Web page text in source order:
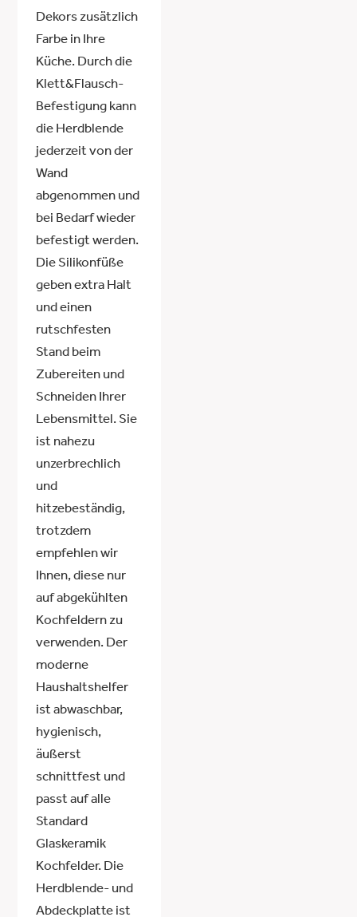
Dekors zusätzlich
Farbe in Ihre
Küche. Durch die
Klett&Flausch-
Befestigung kann
die Herdblende
jederzeit von der
Wand
abgenommen und
bei Bedarf wieder
befestigt werden.
Die Silikonfüße
geben extra Halt
und einen
rutschfesten
Stand beim
Zubereiten und
Schneiden Ihrer
Lebensmittel. Sie
ist nahezu
unzerbrechlich
und
hitzebeständig,
trotzdem
empfehlen wir
Ihnen, diese nur
auf abgekühlten
Kochfeldern zu
verwenden. Der
moderne
Haushaltshelfer
ist abwaschbar,
hygienisch,
äußerst
schnittfest und
passt auf alle
Standard
Glaskeramik
Kochfelder. Die
Herdblende- und
Abdeckplatte ist